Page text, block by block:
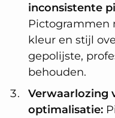
inconsistente
Pictogrammen
kleur en stijl
gepolijste,
behouden.
Verwaarlozing
optimalisatie: